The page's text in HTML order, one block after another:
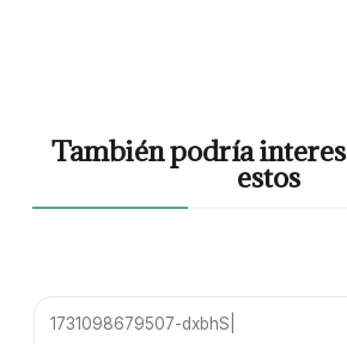
También podría
estos
1731098679507-dxbhS